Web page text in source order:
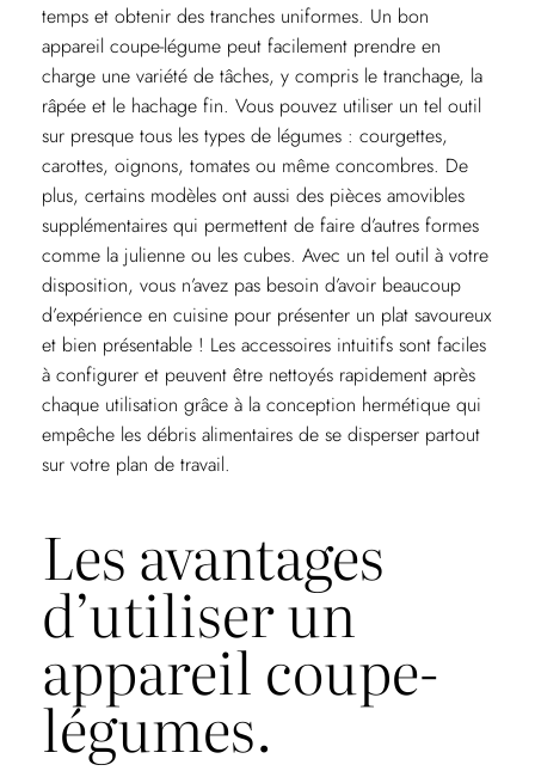
temps et obtenir des tranches uniformes. Un bon
appareil coupe-légume peut facilement prendre en
charge une variété de tâches, y compris le tranchage, la
râpée et le hachage fin. Vous pouvez utiliser un tel outil
sur presque tous les types de légumes : courgettes,
carottes, oignons, tomates ou même concombres. De
plus, certains modèles ont aussi des pièces amovibles
supplémentaires qui permettent de faire d’autres formes
comme la julienne ou les cubes. Avec un tel outil à votre
disposition, vous n’avez pas besoin d’avoir beaucoup
d’expérience en cuisine pour présenter un plat savoureux
et bien présentable ! Les accessoires intuitifs sont faciles
à configurer et peuvent être nettoyés rapidement après
chaque utilisation grâce à la conception hermétique qui
empêche les débris alimentaires de se disperser partout
sur votre plan de travail.
Les avantages
d’utiliser un
appareil coupe-
légumes.